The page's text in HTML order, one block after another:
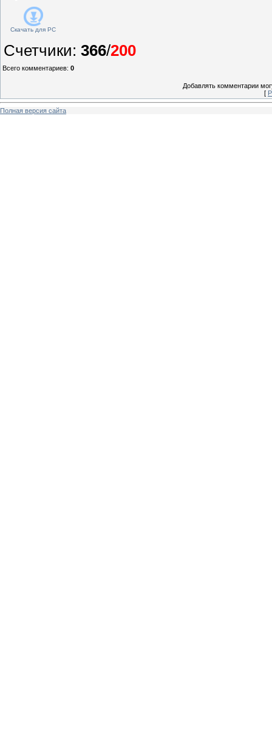
Скачать для PC
Счетчики: 366/200
Всего комментариев: 0
Добавлять комментарии
[
Полная версия сайта